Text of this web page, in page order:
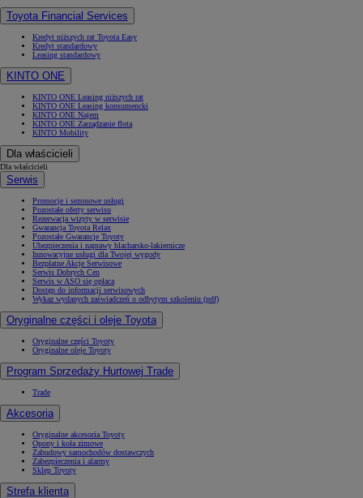
Toyota Financial Services
Kredyt niższych rat Toyota Easy
Kredyt standardowy
Leasing standardowy
KINTO ONE
KINTO ONE Leasing niższych rat
KINTO ONE Leasing konsumencki
KINTO ONE Najem
KINTO ONE Zarządzanie flotą
KINTO Mobility
Dla właścicieli
Dla właścicieli
Serwis
Promocje i sezonowe usługi
Pozostałe oferty serwisu
Rezerwacja wizyty w serwisie
Gwarancja Toyota Relax
Pozostałe Gwarancje Toyoty
Ubezpieczenia i naprawy blacharsko-lakiernicze
Innowacyjne usługi dla Twojej wygody
Bezpłatne Akcje Serwisowe
Serwis Dobrych Cen
Serwis w ASO się opłaca
Dostęp do informacji serwisowych
Wykaz wydanych zaświadczeń o odbytym szkoleniu (pdf)
Oryginalne części i oleje Toyota
Oryginalne części Toyoty
Oryginalne oleje Toyoty
Program Sprzedaży Hurtowej Trade
Trade
Akcesoria
Oryginalne akcesoria Toyoty
Opony i koła zimowe
Zabudowy samochodów dostawczych
Zabezpieczenia i alarmy
Sklep Toyoty
Strefa klienta